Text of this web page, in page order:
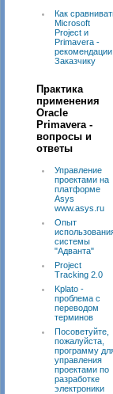
Как
Microsoft
Project и
Primavera -
рекомендации
Заказчику
Практика
применения
Oracle
Primavera -
вопросы и
ответы
Управление
проектами на
платформе
Asys
www.asys.ru
Опыт
системы
"Адванта"
Project
Tracking 2.0
Kplato -
проблема с
переводом
терминов
Посоветуйте,
пожалуйста,
программу
управления
проектами по
разработке
электроники